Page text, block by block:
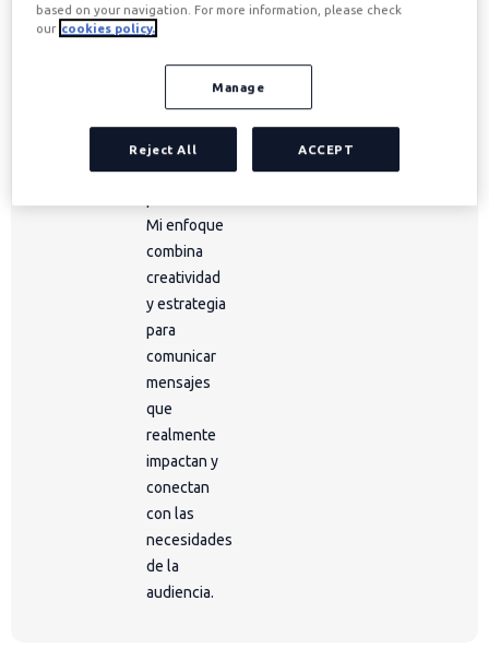
puede
contribuir a
mejorar las
condiciones
el bienestar
de los
Mi enfoque
combina
creatividad
y estrategia
para
comunicar
mensajes
que
realmente
impactan y
conectan
con las
necesidades
de la
audiencia.
based on your navigation. For more information, please check
our cookies policy.
Manage
Reject All ACCEPT